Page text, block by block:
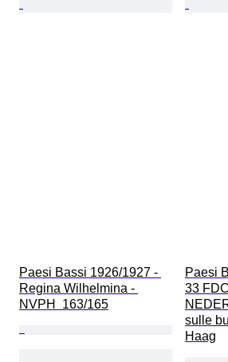
Paesi Bassi 1926/1927 -
Regina Wilhelmina -
NVPH  163/165
Paesi
33
sulle
Haag